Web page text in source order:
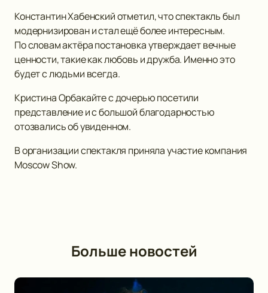
Константин Хабенский отметил, что спектакль был
модернизирован и стал ещё более интересным.
По словам актёра постановка утверждает вечные
ценности, такие как любовь и дружба. Именно это
будет с людьми всегда.
Кристина Орбакайте с дочерью посетили
представление и с большой благодарностью
отозвались об увиденном.
В организации спектакля приняла участие компания
Moscow Show.
Больше новостей